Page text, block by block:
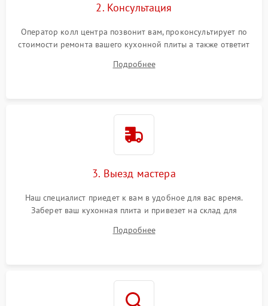
2. Консультация
Оператор колл центра позвонит вам, проконсультирует по
стоимости ремонта вашего кухонной плиты а также ответит
Подробнее
3. Выезд мастера
Наш специалист приедет к вам в удобное для вас время.
Заберет ваш кухонная плита и привезет на склад для
Подробнее